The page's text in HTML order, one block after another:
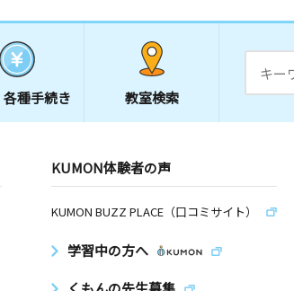
各種手続き 教室検索
KUMON体験者の声
KUMON BUZZ PLACE（口コミサイト）
学習中の方へ